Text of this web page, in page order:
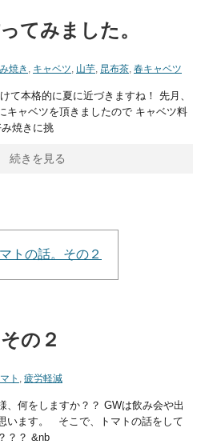
てみました。
焼き , キャベツ, 山芋, 昆布茶, 春キャベツ
て本格的に夏に近づきますね！ 先月、
キャベツを頂きましたので キャベツ料
焼きに挑
続きを見る
の２
ト , 疲労軽減
、何をしますか？？ GWは飲み会や出
います。 そこで、トマトの話をして
？？ &nb